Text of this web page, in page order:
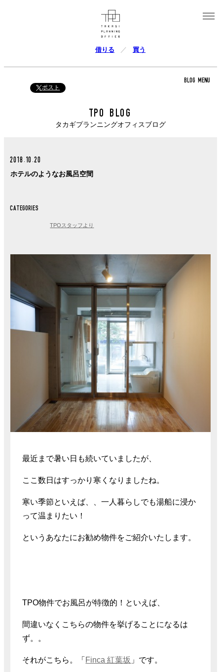
借りる 買う
ポスト
BLOG MENU
TPO BLOG
タカギプランニングオフィスブログ
2018.10.20
ホテルのようなお風呂空間
CATEGORIES
TPOスタッフより
最近まで暑い日も続いていましたが、
ここ数日はすっかり寒くなりましたね。
寒い季節といえば、、一人暮らしでも湯船に浸か
って温まりたい！
というあなたにお勧め物件をご紹介いたします。
TPO物件でお風呂が特徴的！といえば、
間違いなくこちらの物件を挙げることになるは
ず。。
それがこちら。「 Finca 紅葉坂 」です。